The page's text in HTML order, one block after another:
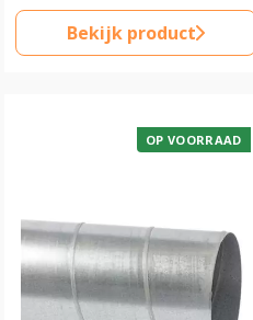
Bekijk product
OP VOORRAAD